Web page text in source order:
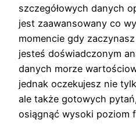
szczegółowych danych
jest zaawansowany co
momencie gdy
jesteś doświadczonym
danych morze
jednak oczekujesz nie
ale także gotowych
osiągnąć wysoki poziom